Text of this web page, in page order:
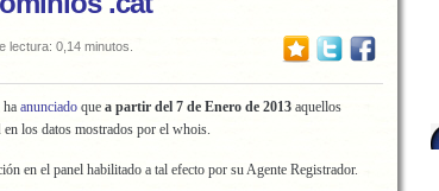
lectura: 0,14 minutos.
ha anunciado que a partir del 7 de Enero de 2013 aquellos
en los datos mostrados por el whois.
en el panel habilitado a tal efecto por su Agente Registrador.